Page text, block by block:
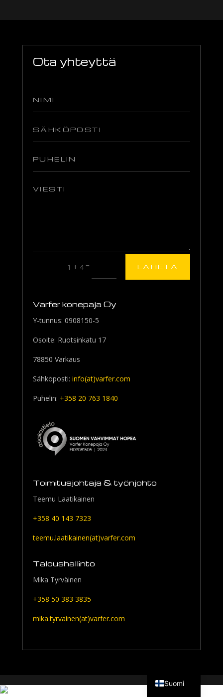
Ota yhteyttä
1 + 4= LÄHETÄ
Varfer konepaja Oy
Y-tunnus: 0908150-5
Osoite: Ruotsinkatu 17
78850 Varkaus
Sähköposti: info(at)varfer.com
Puhelin: +358 20 763 1840
Toimitusjohtaja & työnjohto
Teemu Laatikainen
+358 40 143 7323
teemu.laatikainen(at)varfer.com
Taloushallinto
Mika Tyrväinen
+358 50 383 3835
mika.tyrvainen(at)varfer.com
Suomi